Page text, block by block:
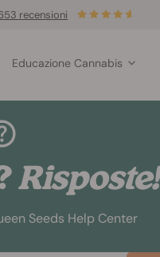
recensioni
Educazione Cannabis
Risposte!
Seeds Help Center